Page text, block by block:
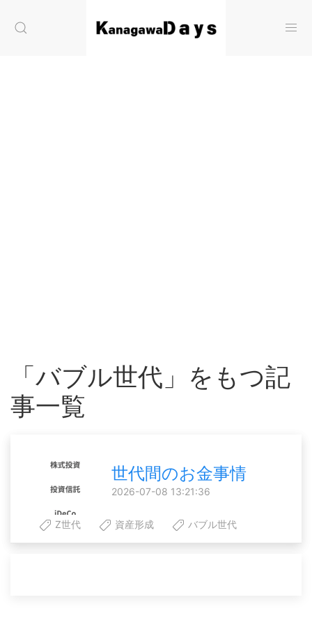
「バブル世代」をもつ記
事一覧
世代間のお金事情
2026-07-08 13:21:36
Z世代 資産形成 バブル世代